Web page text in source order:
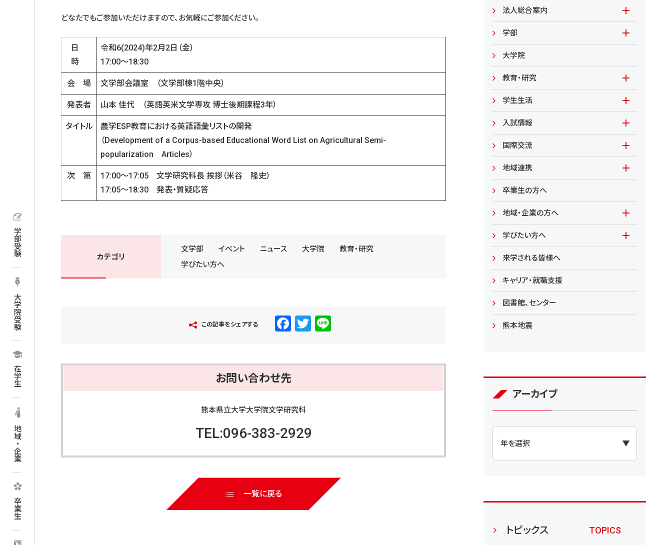
学部受験
大学院受験
在学生
地域・企業
卒業生
どなたでもご参加いただけますので、お気軽にご参加ください。
日
時
令和6(2024)年2月2日（金）
17:00～18:30
会 場 文学部会議室 （文学部棟1階中央）
発表者 山本 佳代 （英語英米文学専攻 博士後期課程3年）
タイトル
農学ESP教育における英語語彙リストの開発
（Development of a Corpus-based Educational Word List on Agricultural Semi-
popularization Articles）
次 第
17:00〜17:05 文学研究科長 挨拶（米谷 隆史）
17:05〜18:30 発表・質疑応答
カテゴリ
文学部 イベント ニュース 大学院
教育・研究
学びたい方へ
この記事をシェアする
F
e
b
o
o
k
T
er
お問い合わせ先
熊本県立大学大学院文学研究科
TEL:096-383-2929
一覧に戻る
来学される皆様へ
報道資料
基本情報
法人総合案内
入札情報
教職員募集
教職員募集（教員）
学部
文学部
日文
英米
環境資源
居住環境
食健康
教育/学部・大学院
大学院
教育・研究
教育
地域連携型学生研究(旧学生GP)
もやいすと育成プログラム
学生生活
在学生の方へ
入試情報
入試情報(学部)
入試情報(大学院)
国際交流
Global Lounge
地域連携
公開講座
卒業生の方へ
地域・企業の方へ
学びたい方へ(生涯学習)
学びたい方へ
学部
大学院
来学される皆様へ
キャリア・就職支援
図書館、センター
熊本地震
アーカイブ
トピックス TOPICS